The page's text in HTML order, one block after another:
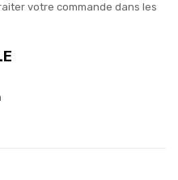
votre commande dans les